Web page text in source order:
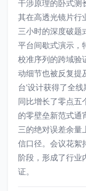
干涉原理的卧式测
其在高透光镜片行
三小时的深度破题
平台间歇式演示，
校准序列的跨域验
动细节也被反复提
台’设计获得了全
同比增长了零点五
的零壁垒新范式通
三的绝对误差余量
信口径。会议花絮
阶段，形成了行业
证。